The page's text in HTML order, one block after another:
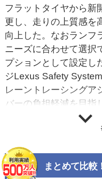
フラットタイヤから新
更し、走りの上質感を
向上した。なおランフ
ニーズに合わせて選択
プションとして設定し
ジLexus Safety
レーントレーシングア
バーの負担軽減を目指
よりセンタートレース
し、より安全・安心な
vanced Drive］搭載モ
を実現。周辺車両の動
まとめて比較